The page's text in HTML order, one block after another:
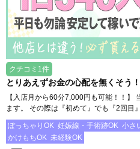
クチコミ1件
とりあえずお金の心配を無くそう
【入店月から60分7,000円も可能！！】
ます。 その際は『初めて』でも『2回目
ぽっちゃりOK 妊娠線・手術跡OK 小さ
かけもちOK 未経験OK